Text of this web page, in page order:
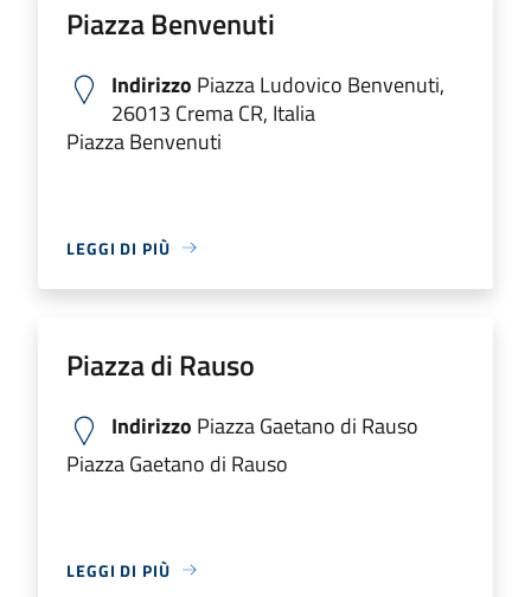
Piazza Benvenuti
Indirizzo Piazza Ludovico Benvenuti,
26013 Crema CR, Italia
Piazza Benvenuti
LEGGI DI PIÙ
Piazza di Rauso
Indirizzo Piazza Gaetano di Rauso
Piazza Gaetano di Rauso
LEGGI DI PIÙ